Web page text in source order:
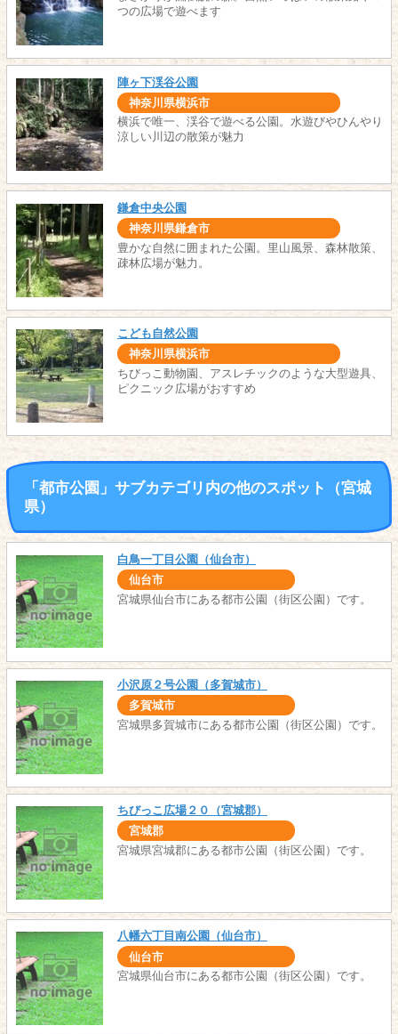
つの広場で遊べます
陣ヶ下渓谷公園
神奈川県横浜市
横浜で唯一、渓谷で遊べる公園。水遊びやひんやり
涼しい川辺の散策が魅力
鎌倉中央公園
神奈川県鎌倉市
豊かな自然に囲まれた公園。里山風景、森林散策、
疎林広場が魅力。
こども自然公園
神奈川県横浜市
ちびっこ動物園、アスレチックのような大型遊具、
ピクニック広場がおすすめ
「都市公園」サブカテゴリ内の他のスポット（宮城
県）
白鳥一丁目公園（仙台市）
仙台市
宮城県仙台市にある都市公園（街区公園）です。
小沢原２号公園（多賀城市）
多賀城市
宮城県多賀城市にある都市公園（街区公園）です。
ちびっこ広場２０（宮城郡）
宮城郡
宮城県宮城郡にある都市公園（街区公園）です。
八幡六丁目南公園（仙台市）
仙台市
宮城県仙台市にある都市公園（街区公園）です。